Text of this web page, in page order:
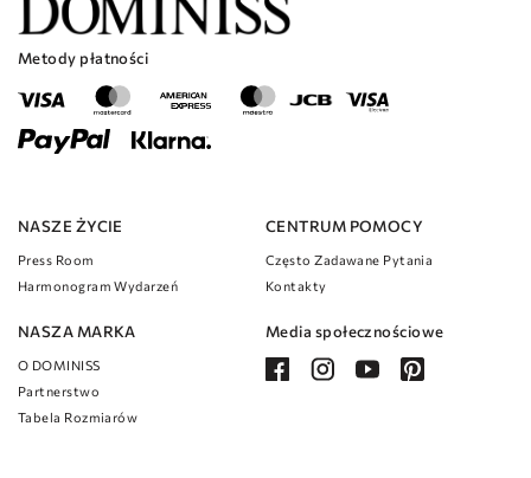
NASZE ŻYCIE
Press Room
Harmonogram Wydarzeń
NASZA MARKA
O DOMINISS
Partnerstwo
Tabela Rozmiarów
CENTRUM POMOCY
Często Zadawane Pytania
Kontakty
Media społecznościowe
Metody płatności